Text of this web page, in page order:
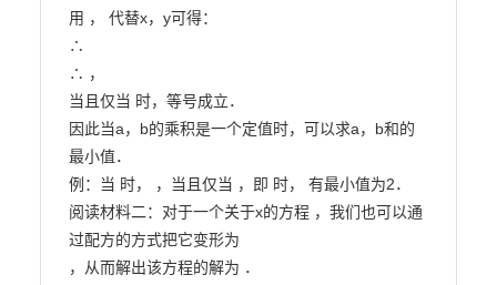
用 ， 代替x，y可得：
∴
∴ ，
当且仅当 时，等号成立．
因此当a，b的乘积是一个定值时，可以求a，b和的
最小值．
例：当 时， ，当且仅当 ，即 时， 有最小值为2．
阅读材料二：对于一个关于x的方程 ，我们也可以通
过配方的方式把它变形为
，从而解出该方程的解为 ．